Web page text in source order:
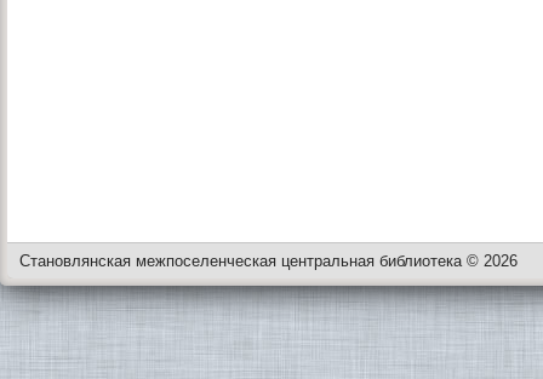
Становлянская межпоселенческая центральная библиотека © 2026